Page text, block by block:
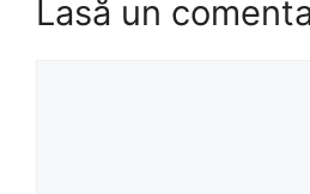
Lasă un